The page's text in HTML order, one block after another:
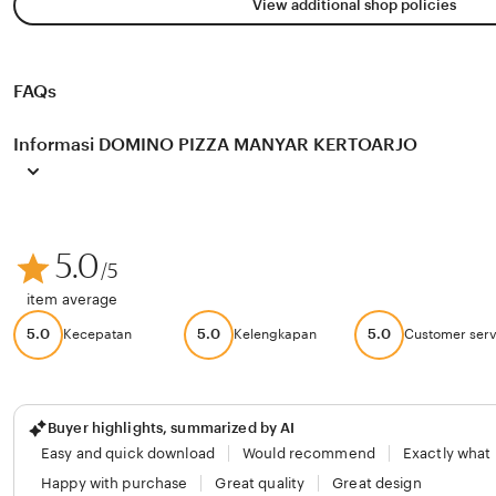
View additional shop policies
FAQs
Informasi DOMINO PIZZA MANYAR KERTOARJO
5.0/5
item average
5.0 Kecepatan 5.0 Kelengkapan 5.0 Customer
Buyer highlights, summarized by AI
Easy and quick download
Would recommend
Exactly what
Happy with purchase
Great quality Great design